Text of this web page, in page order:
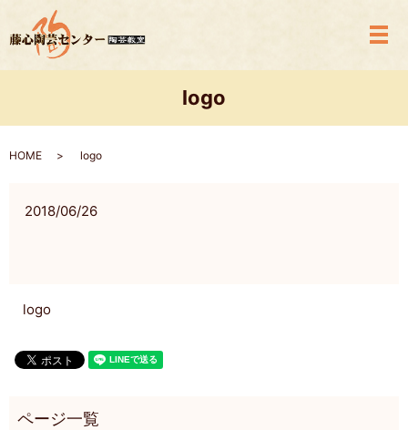
メ
logo
HOME logo
2018/06/26
logo